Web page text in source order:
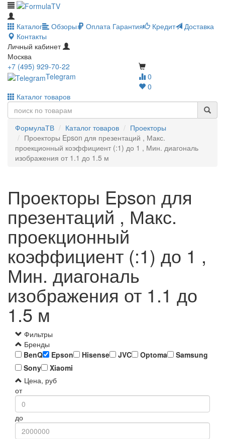
Каталог Обзоры Оплата Гарантия Кредит
Доставка
Контакты
Личный кабинет
Москва
0
0
+7 (495) 929-70-22
Telegram
Каталог товаров
ФормулаТВ Каталог товаров
Проекторы
Проекторы Epson для презентаций , Макс.
проекционный коэффициент (:1) до 1 , Мин. диагональ
изображения от 1.1 до 1.5 м
Проекторы Epson для
презентаций , Макс.
проекционный
коэффициент (:1) до 1 ,
Мин. диагональ
изображения от 1.1 до
1.5 м
Фильтры
Бренды
BenQ
Epson Hisense JVC Optoma
Samsung
Sony
Xiaomi
Цена, руб
от
до